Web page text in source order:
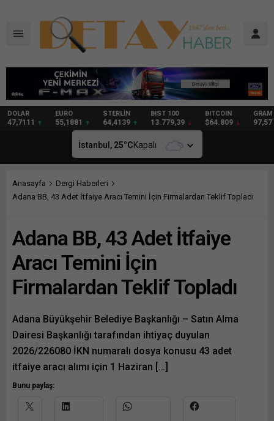
DOLAR
47,7111
EURO
55,1881
STERLİN
64,4139
BIST 100
13.779,39
BITCOIN
$64.809 97,57
İstanbul, 25°CKapalı
Anasayfa
Dergi Haberleri
Adana BB, 43 Adet İtfaiye Aracı Temini İçin Firmalardan Teklif Topladı
Adana BB, 43 Adet İtfaiye
Aracı Temini İçin
Firmalardan Teklif Topladı
Adana Büyükşehir Belediye Başkanlığı – Satın Alma
Dairesi Başkanlığı tarafından ihtiyaç duyulan
2026/226080 İKN numaralı dosya konusu 43 adet
itfaiye aracı alımı için 1 Haziran […]
Bunu paylaş: